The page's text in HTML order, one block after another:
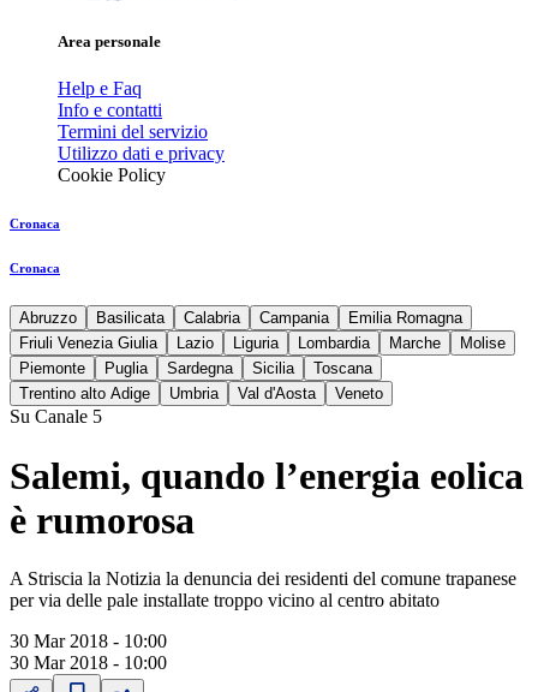
Area personale
Help e Faq
Info e contatti
Termini del servizio
Utilizzo dati e privacy
Cookie Policy
Cronaca
Cronaca
Abruzzo Basilicata Calabria Campania
Emilia Romagna
Friuli Venezia Giulia
Lazio Liguria Lombardia Marche
Molise
Piemonte
Puglia Sardegna Sicilia
Toscana
Trentino alto Adige
Umbria Val d'Aosta Veneto
Su Canale 5
Salemi, quando l’energia eolica
è rumorosa
A Striscia la Notizia la denuncia dei residenti del comune trapanese
per via delle pale installate troppo vicino al centro abitato
30 Mar 2018 - 10:00
30 Mar 2018 - 10:00